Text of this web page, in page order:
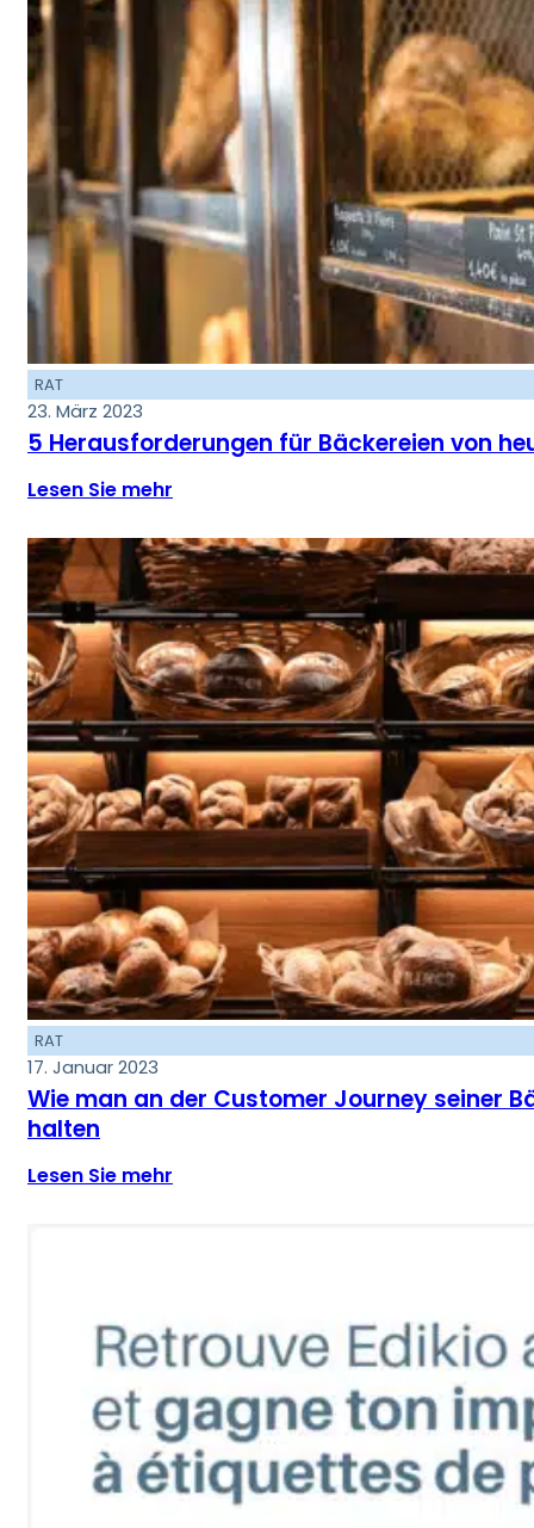
RAT
23. März 2023
5 Herausforderungen für Bäckereien von
Lesen Sie mehr
RAT
17. Januar 2023
Wie man an der Customer Journey seiner
halten
Lesen Sie mehr